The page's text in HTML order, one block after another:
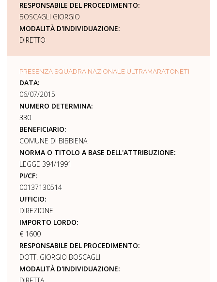
RESPONSABILE DEL PROCEDIMENTO:
BOSCAGLI GIORGIO
MODALITÀ D'INDIVIDUAZIONE:
DIRETTO
PRESENZA SQUADRA NAZIONALE ULTRAMARATONETI
DATA:
06/07/2015
NUMERO DETERMINA:
330
BENEFICIARIO:
COMUNE DI BIBBIENA
NORMA O TITOLO A BASE DELL'ATTRIBUZIONE:
LEGGE 394/1991
PI/CF:
00137130514
UFFICIO:
DIREZIONE
IMPORTO LORDO:
€ 1600
RESPONSABILE DEL PROCEDIMENTO:
DOTT. GIORGIO BOSCAGLI
MODALITÀ D'INDIVIDUAZIONE: